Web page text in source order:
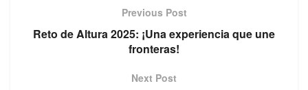
Previous Post
Reto de Altura 2025: ¡Una experiencia que une
fronteras!
Next Post